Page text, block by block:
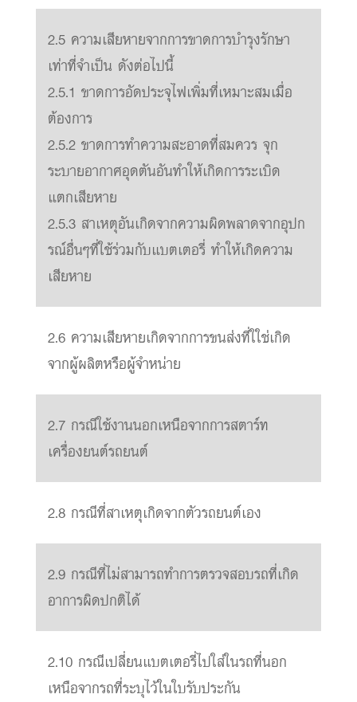
2.5 ความเสียหายจากการขาดการบำรุงรักษา
เท่าที่จำเป็น ดังต่อไปนี้
2.5.1 ขาดการอัดประจุไฟเพิ่มที่เหมาะสมเมื่อ
ต้องการ
2.5.2 ขาดการทำความสะอาดที่สมควร จุก
ระบายอากาศอุดตันอันทำให้เกิดการระเบิด
แตกเสียหาย
2.5.3 สาเหตุอันเกิดจากความผิดพลาดจากอุปก
รณ์อื่นๆที่ใช้ร่วมกับแบตเตอรี่ ทำให้เกิดความ
เสียหาย
2.6 ความเสียหายเกิดจากการขนส่งที่ใใช่เกิด
จากผู้ผลิตหรือผู้จำหน่าย
2.7 กรณีใช้งานนอกเหนือจากการสตาร์ท
เครื่องยนต์รถยนต์
2.8 กรณีที่สาเหตุเกิดจากตัวรถยนต์เอง
2.9 กรณีที่ไม่สามารถทำการตรวจสอบรถที่เกิด
อาการผิดปกติได้
2.10 กรณีเปลี่ยนแบตเตอรี่ไปใส่ในรถที่นอก
เหนือจากรถที่ระบุไว้ในใบรับประกัน